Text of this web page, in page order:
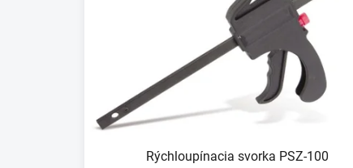
Rýchloupínacia svorka PSZ-100